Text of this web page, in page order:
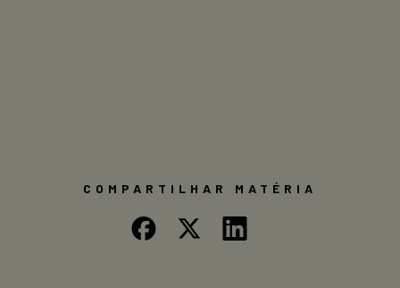
COMPARTILHAR MATÉRIA